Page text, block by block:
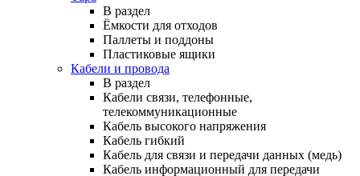
В раздел
Ёмкости для отходов
Паллеты и поддоны
Пластиковые ящики
Кабели и провода
В раздел
Кабели связи, телефонные,
телекоммуникационные
Кабель высокого напряжения
Кабель гибкий
Кабель для связи и передачи данных (медь)
Кабель информационный для передачи